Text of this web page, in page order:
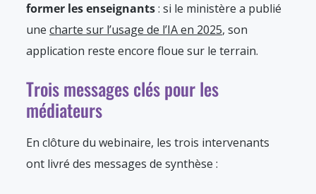
former les enseignants: si le ministère a publié
une charte sur l’usage de l’IA en 2025, son
application reste encore floue sur le terrain.
Trois messages clés pour les
médiateurs
En clôture du webinaire, les trois intervenants
ont livré des messages de synthèse :